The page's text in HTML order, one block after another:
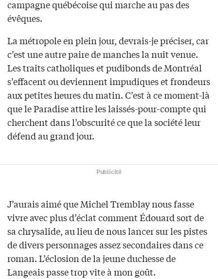
campagne québécoise qui marche au pas des
évêques.
La métropole en plein jour, devrais-je préciser, car
c’est une autre paire de manches la nuit venue.
Les traits catholiques et pudibonds de Montréal
s’effacent ou deviennent impudiques et frondeurs
aux petites heures du matin. C’est à ce moment-là
que le Paradise attire les laissés-pour-compte qui
cherchent dans l’obscurité ce que la société leur
défend au grand jour.
Publicité
J’aurais aimé que Michel Tremblay nous fasse
vivre avec plus d’éclat comment Édouard sort de
sa chrysalide, au lieu de nous lancer sur les pistes
de divers personnages assez secondaires dans ce
roman. L’éclosion de la jeune duchesse de
Langeais passe trop vite à mon goût.